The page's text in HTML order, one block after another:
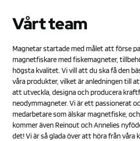
Vårt team
Magnetar startade med målet att förse
magnetfiskare med fiskemagneter,
högsta kvalitet. Vi vill att du ska få den
våra produkter, vilket är anledningen till
att utveckla, designa och producera
neodymmagneter. Vi är ett passionerat
medarbetare som älskar magnetfiske,
kommer även Reinout och Annelies
det! Vi är så glada över att höra från våra